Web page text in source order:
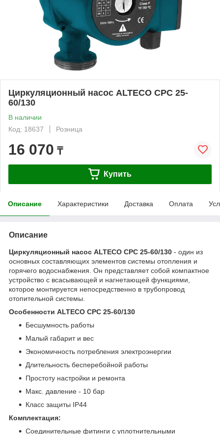
Циркуляционный насос ALTECO CPC 25-
60/130
В наличии
Код: 18637
Розница
16 070 ₸
Купить
Описание Характеристики Доставка Оплата
Описание
Циркуляционный насос ALTECO CPC 25-60/130 - один из
основных составляющих элементов системы отопления и
горячего водоснабжения. Он представляет собой компактное
устройство с всасывающей и нагнетающей функциями,
которое монтируется непосредственно в трубопровод
отопительной системы.
Особенности ALTECO CPC 25-60/130
Бесшумность работы
Малый габарит и вес
Экономичность потребления электроэнергии
Длительность бесперебойной работы
Простоту настройки и ремонта
Макс. давление - 10 бар
Класс защиты IP44
Комплектация:
Соединительные фитинги с уплотнительными